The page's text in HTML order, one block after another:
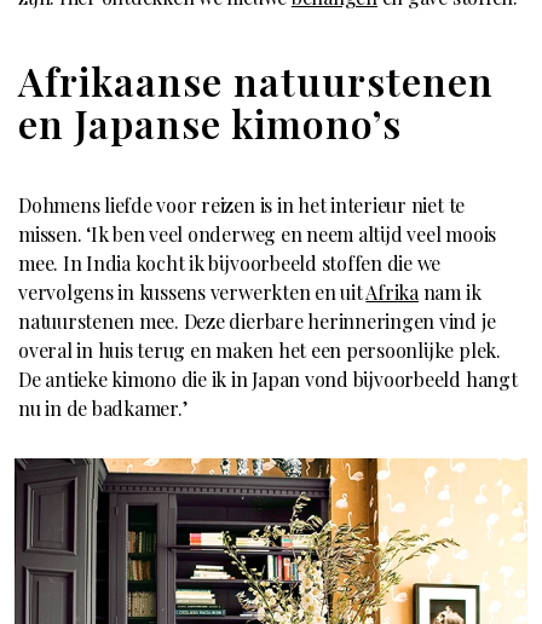
Afrikaanse natuurstenen
en Japanse kimono’s
Dohmens liefde voor reizen is in het interieur niet te
missen. ‘Ik ben veel onderweg en neem altijd veel moois
mee. In India kocht ik bijvoorbeeld stoffen die we
vervolgens in kussens verwerkten en uitAfrikanam ik
natuurstenen mee. Deze dierbare herinneringen vind je
overal in huis terug en maken het een persoonlijke plek.
De antieke kimono die ik in Japan vond bijvoorbeeld hangt
nu in de badkamer.’